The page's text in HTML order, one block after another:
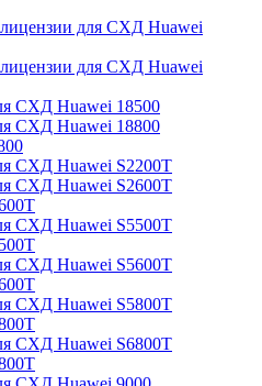
для СХД Huawei
для СХД Huawei
СХД Huawei 18500
СХД Huawei 18800
СХД Huawei S2200T
СХД Huawei S2600T
СХД Huawei S5500T
СХД Huawei S5600T
СХД Huawei S5800T
СХД Huawei S6800T